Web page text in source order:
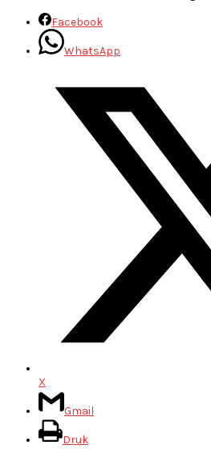
Facebook
WhatsApp
X
Gmail
Druk